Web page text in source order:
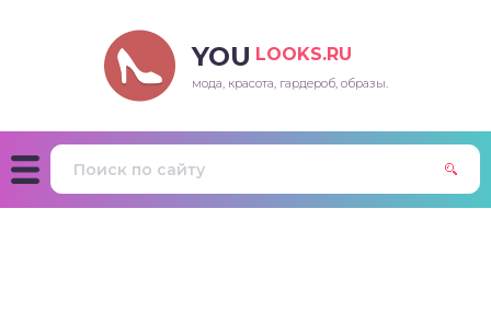
YOU LOOKS.RU
мода, красота, гардероб, образы.